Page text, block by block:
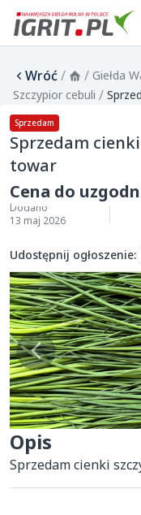
Wróć/ / Giełda
Szczypior cebuli /
Sprzedam
Sprzedam
towar
Cena do
Dodano
13 maj 2026
Udostępnij ogłoszenie:
Opis
Sprzedam cienki